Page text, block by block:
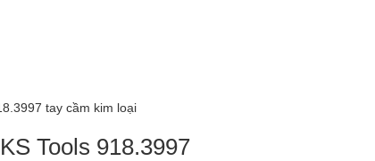
Tools 918.3997